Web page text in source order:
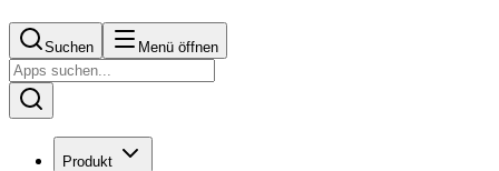
Suchen Menü öffnen
Produkt